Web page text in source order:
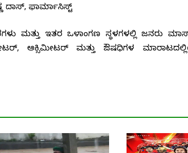
ದಾಸ್, ಫಾರ್ಮಾಸಿಸ್ಟ್
ಮತ್ತು ಇತರ ಒಳಾಂಗಣ ಸ್ಥಳಗಳಲ್ಲಿ ಜನರು ಮಾಸ್ಕ್
ಆಕ್ಸಿಮೀಟರ್ ಮತ್ತು ಔಷಧಿಗಳ